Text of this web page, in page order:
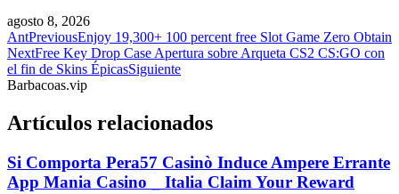
agosto 8, 2026
AntPreviousEnjoy 19,300+ 100 percent free Slot Game Zero Obtain
NextFree Key Drop Case Apertura sobre Arqueta CS2 CS:GO con
el fin de Skins ÉpicasSiguiente
Barbacoas.vip
Artículos relacionados
Si Comporta Pera57 Casinò Induce Ampere Errante
App Mania Casino _ Italia Claim Your Reward